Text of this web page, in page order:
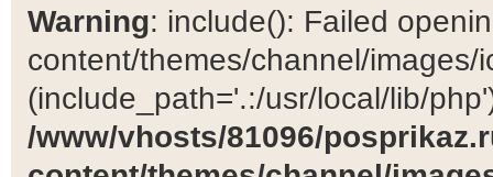
Warning: include(): Failed
content/themes/channel/images/
(include_path='.:/usr/local/lib/
/www/vhosts/81096/